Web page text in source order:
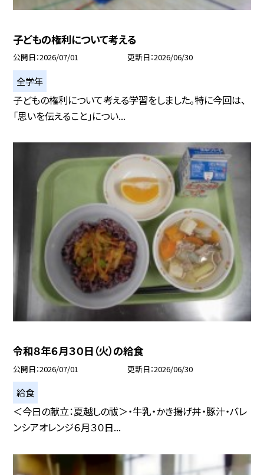
子どもの権利について考える
公開日 2026/07/01 更新日 2026/06/30
全学年
子どもの権利について考える学習をしました。特に今回は、
「思いを伝えること」につい...
令和８年６月３０日（火）の給食
公開日 2026/07/01 更新日 2026/06/30
給食
＜今日の献立：夏越しの祓＞・牛乳・かき揚げ丼・豚汁・バレ
ンシアオレンジ６月３０日...